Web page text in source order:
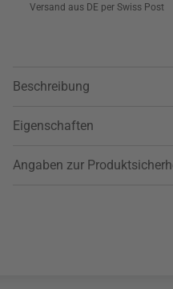
Versand aus DE per Swiss Post
Beschreibung
Eigenschaften
Angaben zur